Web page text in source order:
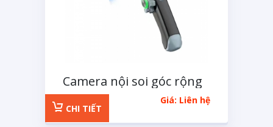
Camera nội soi góc rộng
Avanline 7.5mm
Giá: Liên hệ
CHI TIẾT